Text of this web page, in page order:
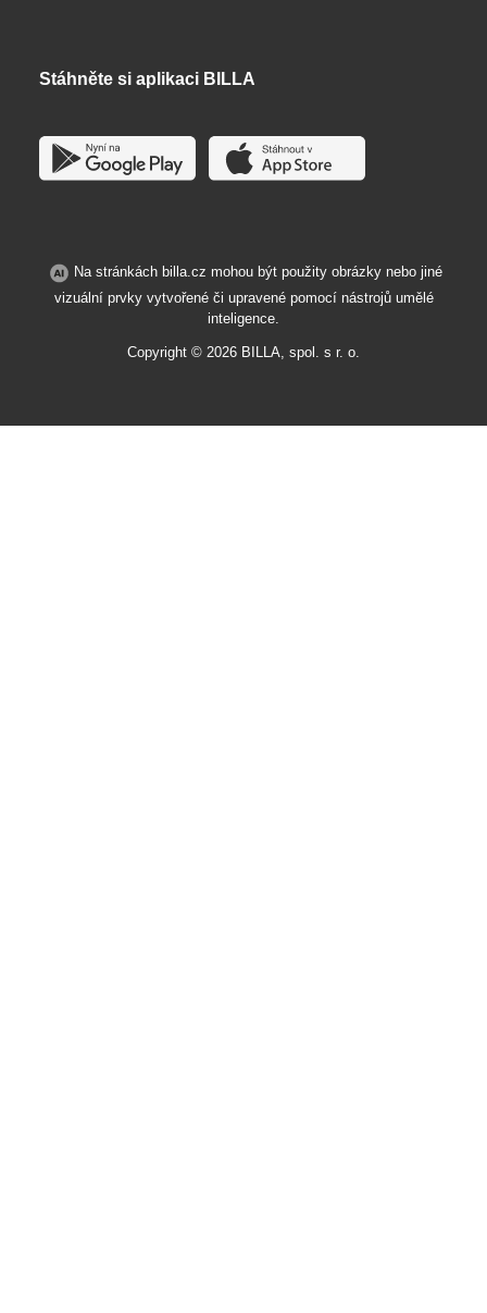
Stáhněte si aplikaci BILLA
Na stránkách billa.cz mohou být použity obrázky nebo jiné
vizuální prvky vytvořené či upravené pomocí nástrojů umělé
inteligence.
Copyright © 2026 BILLA, spol. s r. o.